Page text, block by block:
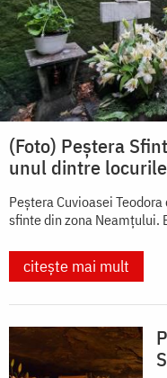
(Foto) Peștera
unul dintre
Peștera Cuvioasei
sfinte din zona Neamțului.
citește mai mult